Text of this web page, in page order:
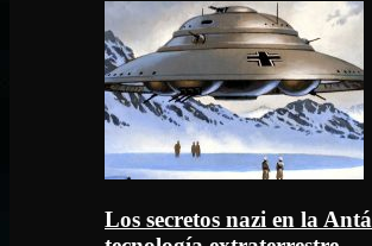
Los secretos nazi en la